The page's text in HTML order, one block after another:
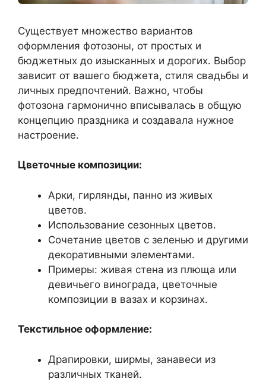
Существует множество вариантов
оформления фотозоны, от простых и
бюджетных до изысканных и дорогих. Выбор
зависит от вашего бюджета, стиля свадьбы и
личных предпочтений. Важно, чтобы
фотозона гармонично вписывалась в общую
концепцию праздника и создавала нужное
настроение.
Цветочные композиции:
Арки, гирлянды, панно из живых
цветов.
Использование сезонных цветов.
Сочетание цветов с зеленью и другими
декоративными элементами.
Примеры: живая стена из плюща или
девичьего винограда, цветочные
композиции в вазах и корзинах.
Текстильное оформление:
Драпировки, ширмы, занавеси из
различных тканей.